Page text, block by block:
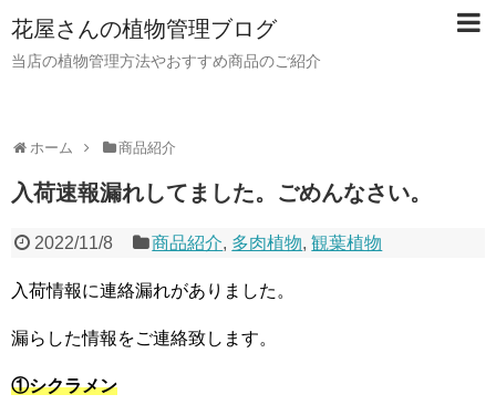
花屋さんの植物管理ブログ
当店の植物管理方法やおすすめ商品のご紹介
ホーム 商品紹介
入荷速報漏れしてました。ごめんなさい。
2022/11/8 商品紹介, 多肉植物,観葉植物
入荷情報に連絡漏れがありました。
漏らした情報をご連絡致します。
①シクラメン